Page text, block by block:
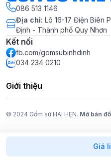
Giá
086 513 1146
Địa chỉ: Lô 16-17 Điện Biên
Định - Thành phố Quy Nhơn
Kết nối
fb.com/gomsubinhdinh
034 234 0210
Giới thiệu
© 2024 Gốm sứ HAI HẸN. Mở bản